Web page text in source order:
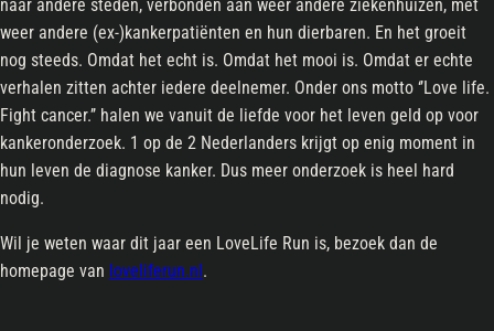
naar andere steden, verbonden aan weer andere ziekenhuizen, met
weer andere (ex-)kankerpatiënten en hun dierbaren. En het groeit
nog steeds. Omdat het echt is. Omdat het mooi is. Omdat er echte
verhalen zitten achter iedere deelnemer. Onder ons motto ‘’Love life.
Fight cancer.’’ halen we vanuit de liefde voor het leven geld op voor
kankeronderzoek. 1 op de 2 Nederlanders krijgt op enig moment in
hun leven de diagnose kanker. Dus meer onderzoek is heel hard
nodig.
Wil je weten waar dit jaar een LoveLife Run is, bezoek dan de
homepage van loveliferun.nl .